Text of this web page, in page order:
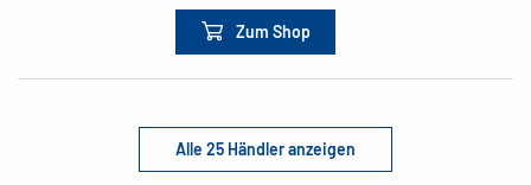
Zum Shop
Alle 25 Händler anzeigen